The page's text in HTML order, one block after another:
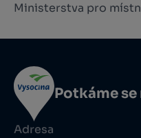
Ministerstva pro
Potkáme
Adresa